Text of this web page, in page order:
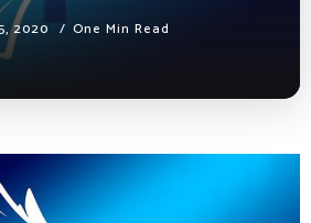
2020 One Min Read